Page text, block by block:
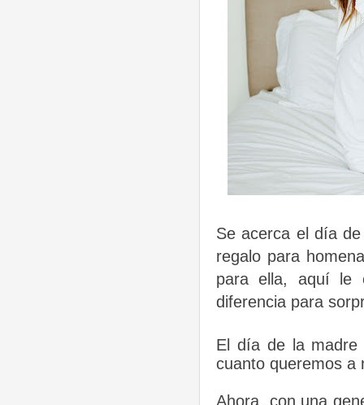
Se acerca el día
regalo para
para ella, aquí le
diferencia para
El día de la madre
cuanto queremos a
Ahora, con una